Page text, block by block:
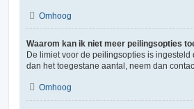
Omhoog
Waarom kan ik niet meer peilingsopties
De limiet voor de peilingsopties is
dan het toegestane aantal, neem dan
Omhoog